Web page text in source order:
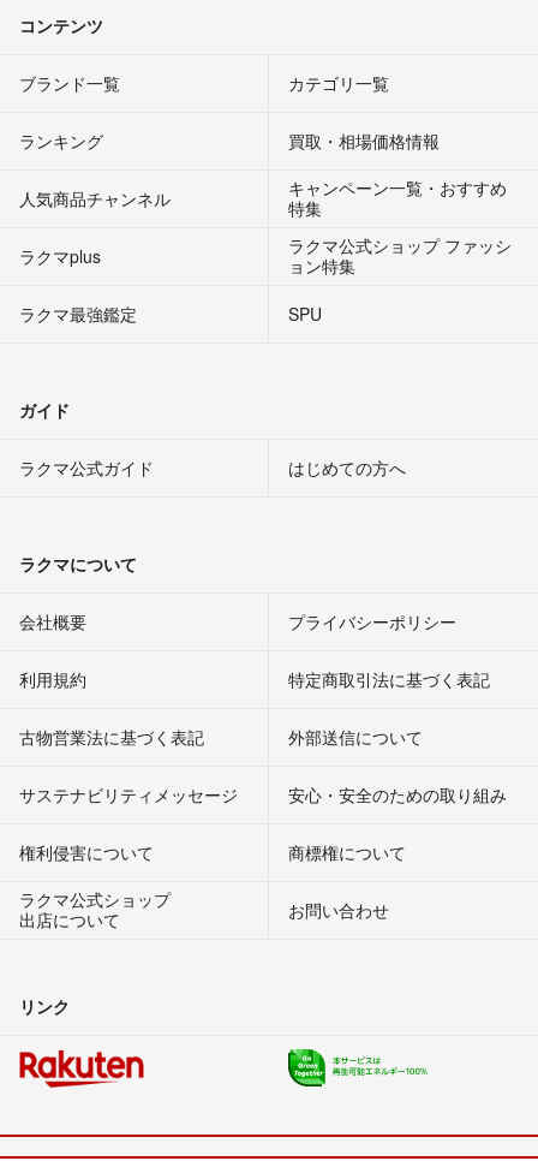
コンテンツ
ブランド一覧 カテゴリ一覧
ランキング 買取・相場価格情報
人気商品チャンネル
キャンペーン一覧・おすすめ
特集
ラクマplus
ラクマ公式ショップ ファッシ
ョン特集
ラクマ最強鑑定
SPU
ガイド
ラクマ公式ガイド はじめての方へ
ラクマについて
会社概要 プライバシーポリシー
利用規約 特定商取引法に基づく表記
古物営業法に基づく表記 外部送信について
サステナビリティメッセージ 安心・安全のための取り組み
権利侵害について
商標権について
ラクマ公式ショップ
出店について
お問い合わせ
リンク